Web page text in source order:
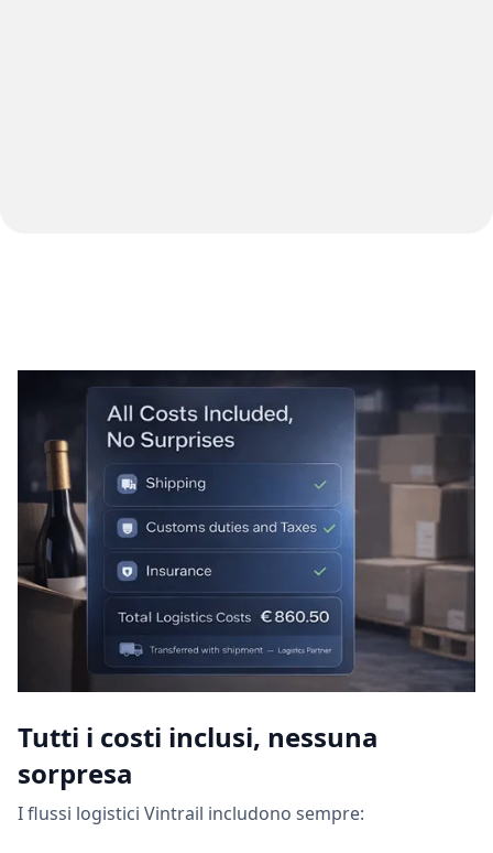
Tutti i costi inclusi, nessuna
sorpresa
I flussi logistici Vintrail includono sempre: